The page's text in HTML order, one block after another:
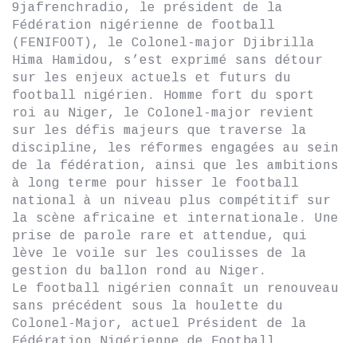
9jafrenchradio, le président de la
Fédération nigérienne de football
(FENIFOOT), le Colonel-major Djibrilla
Hima Hamidou, s’est exprimé sans détour
sur les enjeux actuels et futurs du
football nigérien. Homme fort du sport
roi au Niger, le Colonel-major revient
sur les défis majeurs que traverse la
discipline, les réformes engagées au sein
de la fédération, ainsi que les ambitions
à long terme pour hisser le football
national à un niveau plus compétitif sur
la scène africaine et internationale. Une
prise de parole rare et attendue, qui
lève le voile sur les coulisses de la
gestion du ballon rond au Niger.
Le football nigérien connaît un renouveau
sans précédent sous la houlette du
Colonel-Major, actuel Président de la